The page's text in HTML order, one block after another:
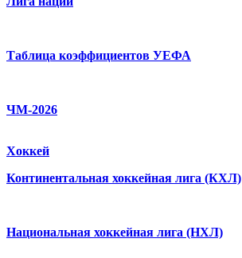
Таблица коэффициентов УЕФА
ЧМ-2026
Хоккей
Континентальная хоккейная лига (КХЛ)
Национальная хоккейная лига (НХЛ)